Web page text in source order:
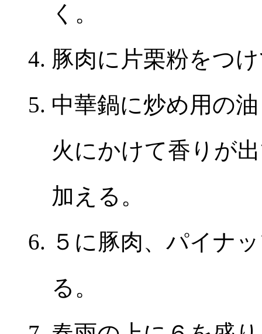
く。
豚肉に片栗粉をつ
中華鍋に炒め用の
火にかけて香りが
加える。
５に豚肉、パイナ
る。